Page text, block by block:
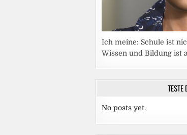
Ich meine: Schule ist
Wissen und Bildung ist
TESTE
No posts yet.